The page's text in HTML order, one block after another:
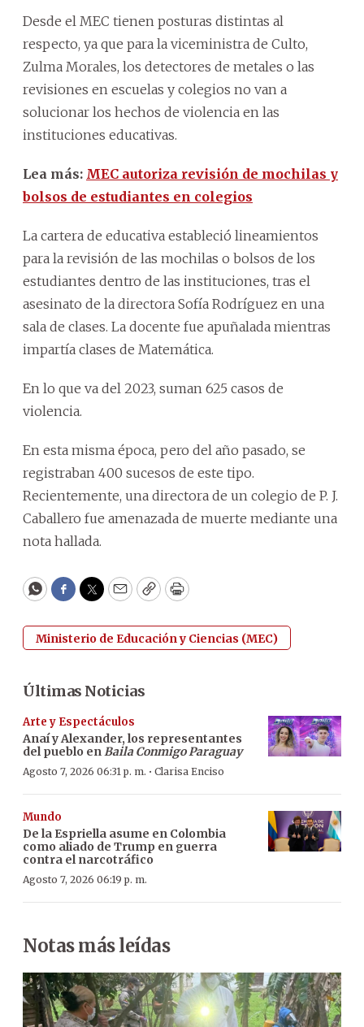
Desde el MEC tienen posturas distintas al
respecto, ya que para la viceministra de Culto,
Zulma Morales, los detectores de metales o las
revisiones en escuelas y colegios no van a
solucionar los hechos de violencia en las
instituciones educativas.
Lea más: MEC autoriza revisión de mochilas y
bolsos de estudiantes en colegios
La cartera de educativa estableció lineamientos
para la revisión de las mochilas o bolsos de los
estudiantes dentro de las instituciones, tras el
asesinato de la directora Sofía Rodríguez en una
sala de clases. La docente fue apuñalada mientras
impartía clases de Matemática.
En lo que va del 2023, suman 625 casos de
violencia.
En esta misma época, pero del año pasado, se
registraban 400 sucesos de este tipo.
Recientemente, una directora de un colegio de P. J.
Caballero fue amenazada de muerte mediante una
nota hallada.
WhatsApp
Facebook
Twitter
EmailCopyPrint
Ministerio de Educación y Ciencias (MEC)
Últimas Noticias
Arte y Espectáculos
Anaí y Alexander, los representantes
del pueblo enBaila Conmigo Paraguay
Agosto 7, 2026 06:31 p. m. · Clarisa Enciso
Mundo
De la Espriella asume en Colombia
como aliado de Trump en guerra
contra el narcotráfico
Agosto 7, 2026 06:19 p. m.
Notas más leídas